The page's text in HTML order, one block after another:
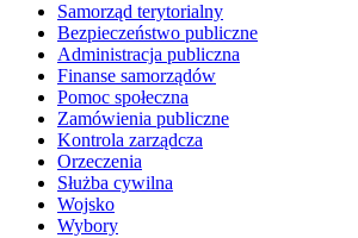
Samorząd terytorialny
Bezpieczeństwo publiczne
Administracja publiczna
Finanse samorządów
Pomoc społeczna
Zamówienia publiczne
Kontrola zarządcza
Orzeczenia
Służba cywilna
Wojsko
Wybory